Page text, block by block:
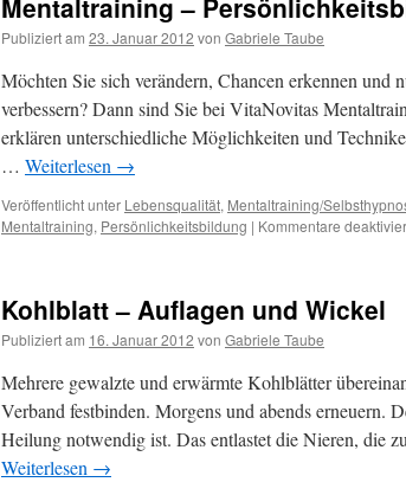
Mentaltraining –
Publiziert am 23. Januar 2012 von Gabriele Taube
Möchten Sie sich verändern, Chancen erkennen und
verbessern? Dann sind Sie bei VitaNovitas
erklären unterschiedliche Möglichkeiten und
… Weiterlesen →
Veröffentlicht unter Lebensqualität, Mentaltraining/
Mentaltraining, Persönlichkeitsbildung | Kommentare
Kohlblatt – Auflagen und Wickel
Publiziert am 16. Januar 2012 von Gabriele Taube
Mehrere gewalzte und erwärmte Kohlblätter
Verband festbinden. Morgens und abends erneuern.
Heilung notwendig ist. Das entlastet die Nieren, die
Weiterlesen →